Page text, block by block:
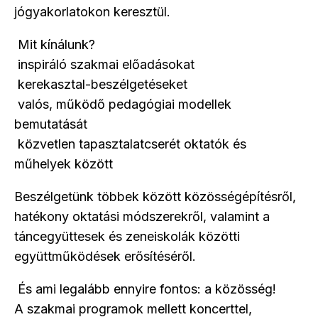
jógyakorlatokon keresztül.
Mit kínálunk?
inspiráló szakmai előadásokat
kerekasztal-beszélgetéseket
valós, működő pedagógiai modellek
bemutatását
közvetlen tapasztalatcserét oktatók és
műhelyek között
Beszélgetünk többek között közösségépítésről,
hatékony oktatási módszerekről, valamint a
táncegyüttesek és zeneiskolák közötti
együttműködések erősítéséről.
És ami legalább ennyire fontos: a közösség!
A szakmai programok mellett koncerttel,